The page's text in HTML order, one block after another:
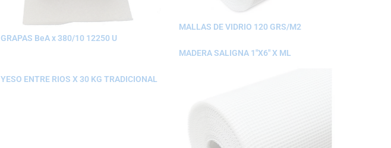
GRAPAS BeA x 380/10 12250 U
MALLAS DE VIDRIO 120 GRS/M2
MADERA SALIGNA 1″X6″ X ML
YESO ENTRE RIOS X 30 KG TRADICIONAL